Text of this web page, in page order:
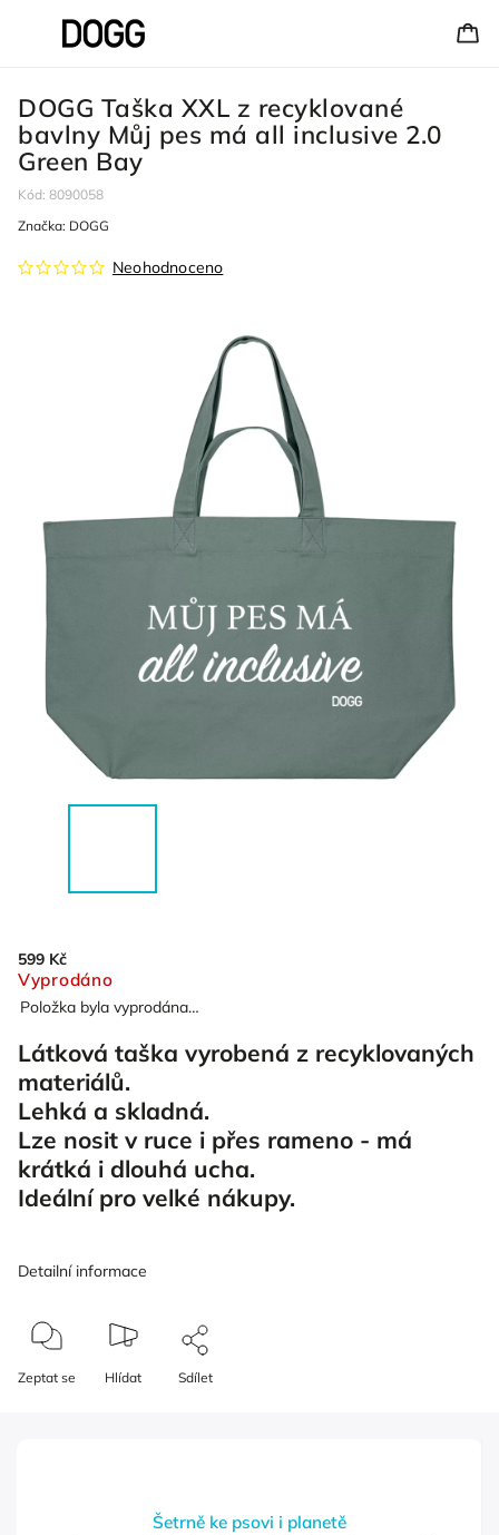
DOGG Taška XXL z recyklované
bavlny Můj pes má all inclusive 2.0
Green Bay
Kód: 8090058
Neohodnoceno
Značka: DOGG
599 Kč
Vyprodáno
Položka byla vyprodána…
Látková taška vyrobená z recyklovaných
materiálů.
Lehká a skladná.
Lze nosit v ruce i přes rameno - má
krátká i dlouhá ucha.
Ideální pro velké nákupy.
Detailní informace
Zeptat se Hlídat Sdílet
Šetrně ke psovi i planetě